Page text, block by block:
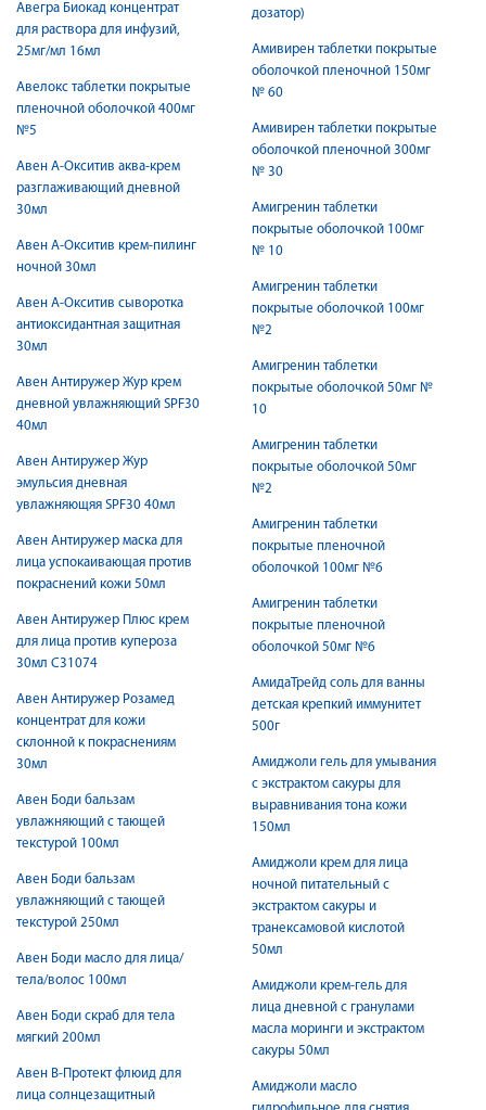
Авегра Биокад концентрат
для раствора для инфузий,
25мг/мл 16мл
Авелокс таблетки покрытые
пленочной оболочкой 400мг
№5
Авен А-Окситив аква-крем
разглаживающий дневной
30мл
Авен А-Окситив крем-пилинг
ночной 30мл
Авен А-Окситив сыворотка
антиоксидантная защитная
30мл
Авен Антиружер Жур крем
дневной увлажняющий SPF30
40мл
Авен Антиружер Жур
эмульсия дневная
увлажняющяя SPF30 40мл
Авен Антиружер маска для
лица успокаивающая против
покраснений кожи 50мл
Авен Антиружер Плюс крем
для лица против купероза
30мл C31074
Авен Антиружер Розамед
концентрат для кожи
склонной к покраснениям
30мл
Авен Боди бальзам
увлажняющий с тающей
текстурой 100мл
Авен Боди бальзам
увлажняющий с тающей
текстурой 250мл
Авен Боди масло для лица/
тела/волос 100мл
Авен Боди скраб для тела
мягкий 200мл
Авен В-Протект флюид для
лица солнцезащитный
дозатор)
Амивирен таблетки покрытые
оболочкой пленочной 150мг
№ 60
Амивирен таблетки покрытые
оболочкой пленочной 300мг
№ 30
Амигренин таблетки
покрытые оболочкой 100мг
№ 10
Амигренин таблетки
покрытые оболочкой 100мг
№2
Амигренин таблетки
покрытые оболочкой 50мг №
10
Амигренин таблетки
покрытые оболочкой 50мг
№2
Амигренин таблетки
покрытые пленочной
оболочкой 100мг №6
Амигренин таблетки
покрытые пленочной
оболочкой 50мг №6
АмидаТрейд соль для ванны
детская крепкий иммунитет
500г
Амиджоли гель для умывания
с экстрактом сакуры для
выравнивания тона кожи
150мл
Амиджоли крем для лица
ночной питательный с
экстрактом сакуры и
транексамовой кислотой
50мл
Амиджоли крем-гель для
лица дневной с гранулами
масла моринги и экстрактом
сакуры 50мл
Амиджоли масло